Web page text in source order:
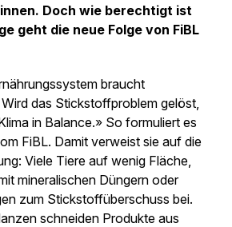
Doch wie berechtigt ist
geht die neue Folge von FiBL
braucht
das Stickstoffproblem gelöst,
in Balance.» So formuliert es
FiBL. Damit verweist sie auf die
Viele Tiere auf wenig Fläche,
mineralischen Düngern oder
zum Stickstoffüberschuss bei.
schneiden Produkte aus